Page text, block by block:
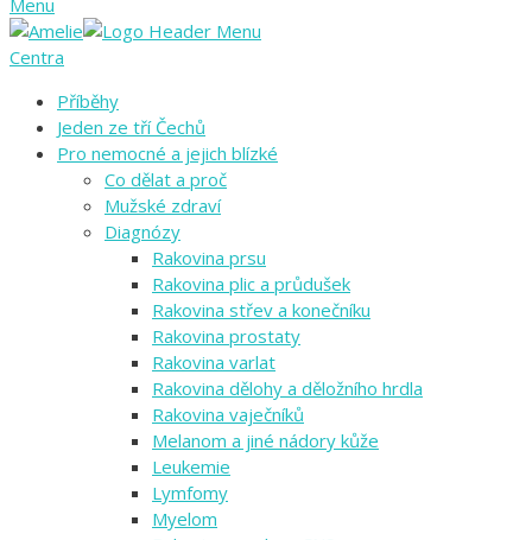
Menu
Centra
Příběhy
Jeden ze tří Čechů
Pro nemocné a jejich blízké
Co dělat a proč
Mužské zdraví
Diagnózy
Rakovina prsu
Rakovina plic a průdušek
Rakovina střev a konečníku
Rakovina prostaty
Rakovina varlat
Rakovina dělohy a děložního hrdla
Rakovina vaječníků
Melanom a jiné nádory kůže
Leukemie
Lymfomy
Myelom